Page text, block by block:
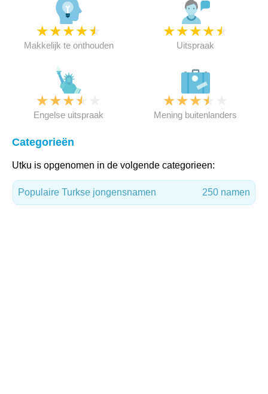
★★★★★
Makkelijk te onthouden
★★★★★
Uitspraak
★★★★
Engelse uitspraak
★★★★
Mening buitenlanders
Categorieën
Utku is opgenomen in de volgende categorieen:
Populaire Turkse jongensnamen 250 namen